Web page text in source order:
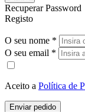
Recuperar Password
Registo
O seu nome *
O seu email *
Aceito a Política de
Enviar pedido